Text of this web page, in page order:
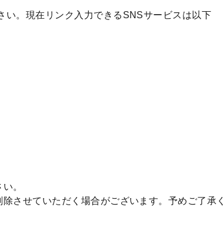
い。現在リンク入力できるSNSサービスは以下
。
させていただく場合がございます。予めご了承く